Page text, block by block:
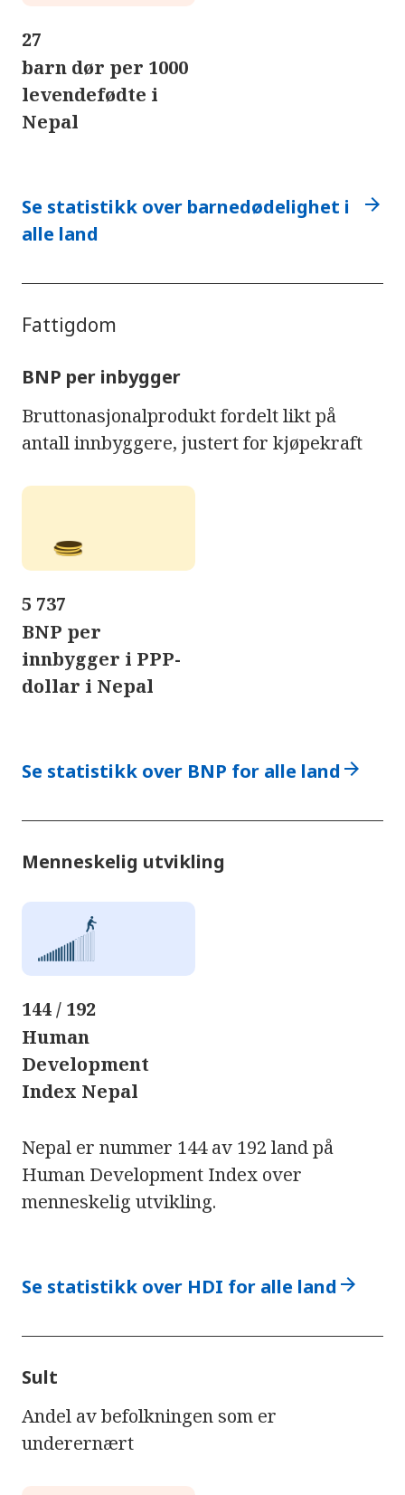
27
barn dør per 1000
levendefødte i
Nepal
Se statistikk over barnedødelighet i
alle land
arrow_forward
Fattigdom
BNP per inbygger
Bruttonasjonalprodukt fordelt likt på
antall innbyggere, justert for kjøpekraft
5 737
BNP per
innbygger i PPP-
dollar i Nepal
Se statistikk over BNP for alle land arrow_forward
Menneskelig utvikling
144 / 192
Human
Development
Index Nepal
Nepal er nummer 144 av 192 land på
Human Development Index over
menneskelig utvikling.
Se statistikk over HDI for alle land arrow_forward
Sult
Andel av befolkningen som er
underernært